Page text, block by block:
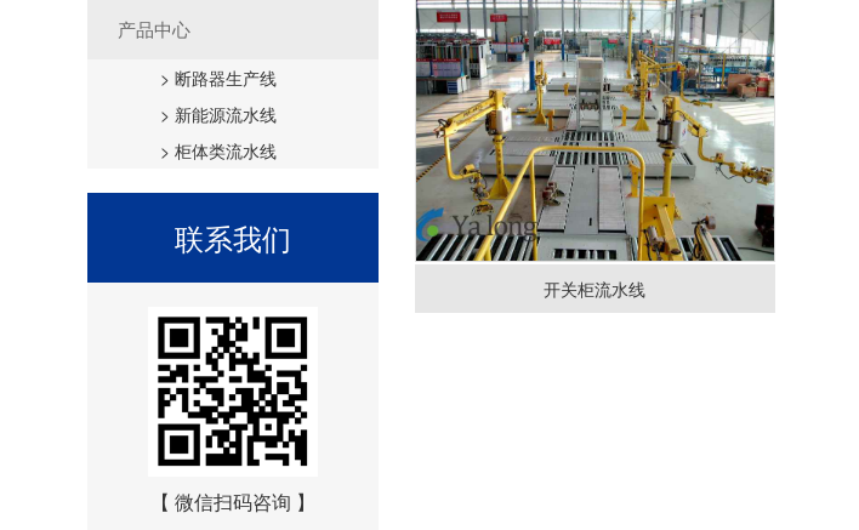
产品中心
> 断路器生产线
> 新能源流水线
> 柜体类流水线
联系我们
【 微信扫码咨询 】
开关柜流水线